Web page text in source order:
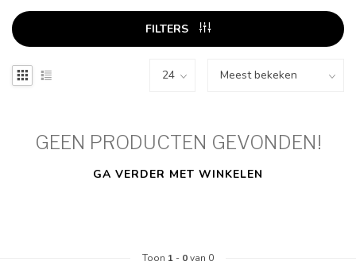
FILTERS
GEEN PRODUCTEN GEVONDEN!
GA VERDER MET WINKELEN
Toon 1 - 0van 0